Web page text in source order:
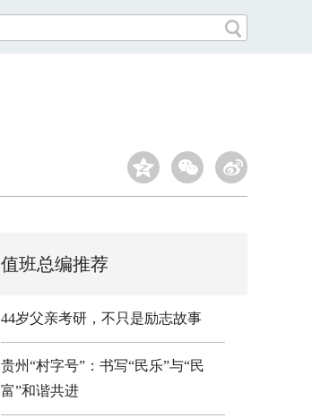
值班总编推荐
44岁父亲考研，不只是励志故事
贵州“村字号”：书写“民乐”与“民
富”和谐共进